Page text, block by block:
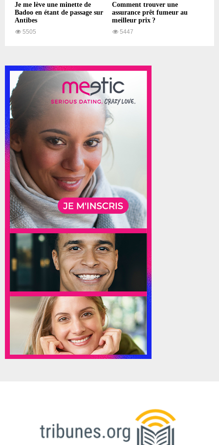
Je me lève une minette de
Badoo en étant de passage sur
Antibes
5505
Comment trouver une
assurance prêt fumeur au
meilleur prix ?
5447